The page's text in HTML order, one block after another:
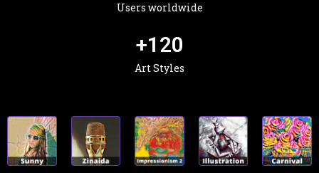
Users worldwide
+120
Art Styles